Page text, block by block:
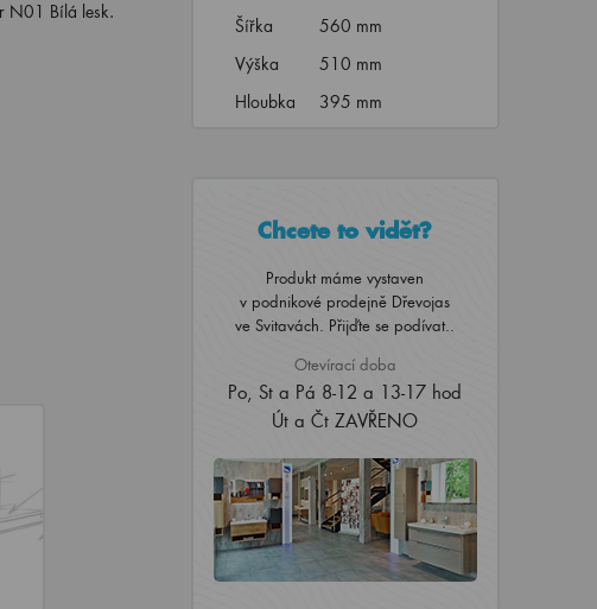
N01 Bílá lesk.
Šířka
560 mm
Výška
510 mm
Hloubka
395 mm
Chcete to vidět?
Produkt máme vystaven
v podnikové prodejně Dřevojas
ve Svitavách. Přijďte se podívat..
Otevírací doba
Po, St a Pá 8-12 a 13-17 hod
Út a Čt ZAVŘENO